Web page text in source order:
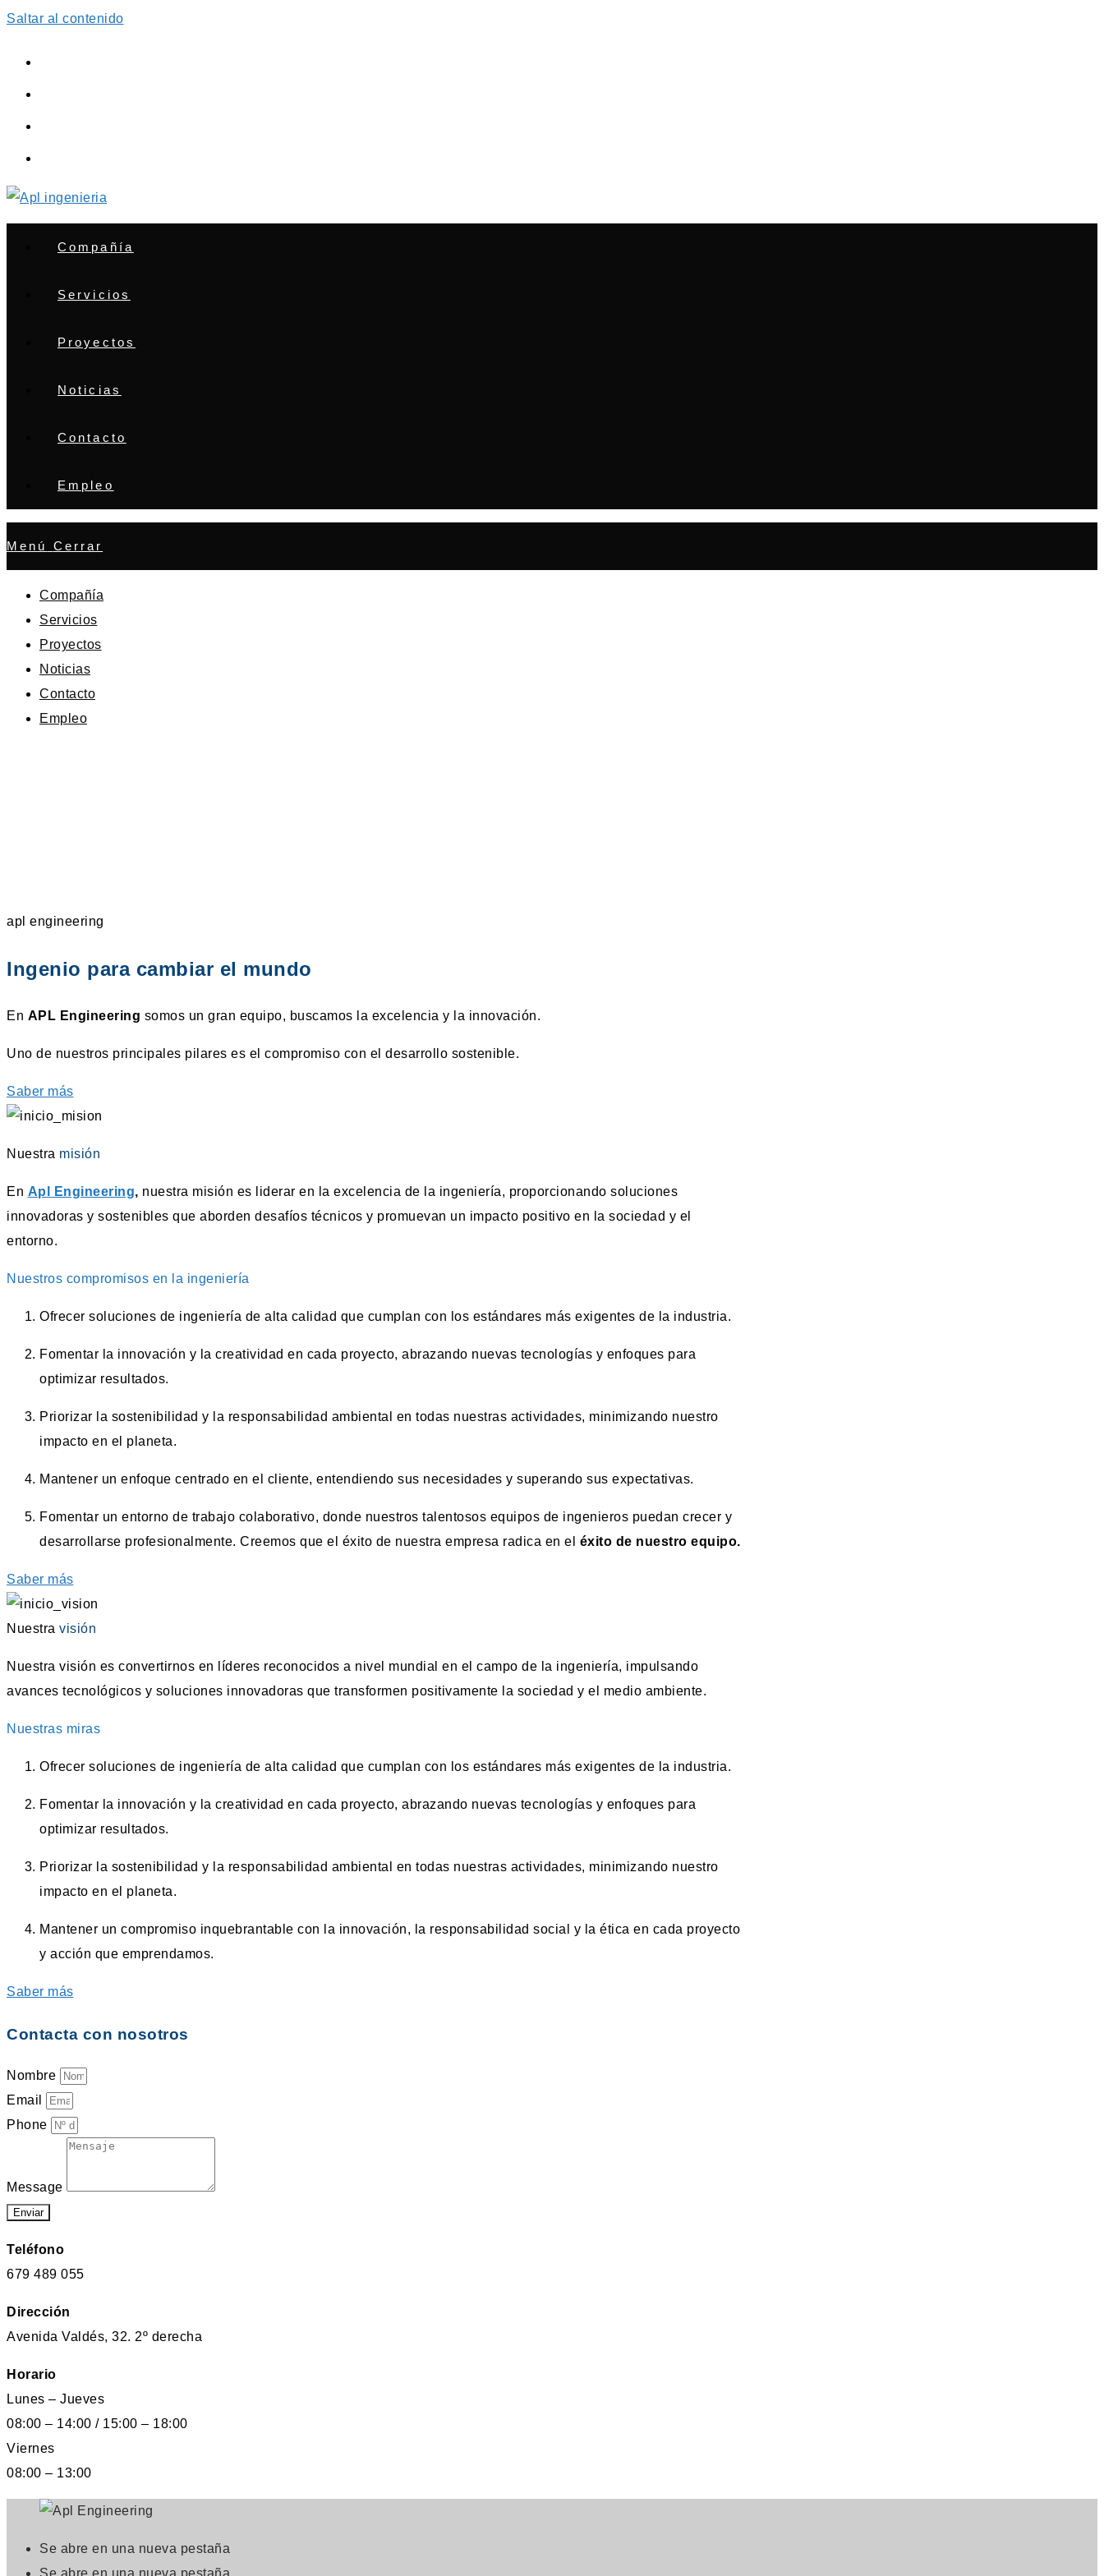
Saltar al contenido
Compañía
Servicios
Proyectos
Noticias
Contacto
Empleo
Menú Cerrar
Compañía
Servicios
Proyectos
Noticias
Contacto
Empleo
apl engineering
Ingenio para cambiar el mundo
En APL Engineering somos un gran equipo, buscamos la excelencia y la innovación.
Uno de nuestros principales pilares es el compromiso con el desarrollo sostenible.
Saber más
Nuestra misión
En Apl Engineering, nuestra misión es liderar en la excelencia de la ingeniería, proporcionando soluciones
innovadoras y sostenibles que aborden desafíos técnicos y promuevan un impacto positivo en la sociedad y el
entorno.
Nuestros compromisos en la ingeniería
Ofrecer soluciones de ingeniería de alta calidad que cumplan con los estándares más exigentes de la industria.
Fomentar la innovación y la creatividad en cada proyecto, abrazando nuevas tecnologías y enfoques para
optimizar resultados.
Priorizar la sostenibilidad y la responsabilidad ambiental en todas nuestras actividades, minimizando nuestro
impacto en el planeta.
Mantener un enfoque centrado en el cliente, entendiendo sus necesidades y superando sus expectativas.
Fomentar un entorno de trabajo colaborativo, donde nuestros talentosos equipos de ingenieros puedan crecer y
desarrollarse profesionalmente. Creemos que el éxito de nuestra empresa radica en el éxito de nuestro equipo.
Saber más
Nuestra visión
Nuestra visión es convertirnos en líderes reconocidos a nivel mundial en el campo de la ingeniería, impulsando
avances tecnológicos y soluciones innovadoras que transformen positivamente la sociedad y el medio ambiente.
Nuestras miras
Ofrecer soluciones de ingeniería de alta calidad que cumplan con los estándares más exigentes de la industria.
Fomentar la innovación y la creatividad en cada proyecto, abrazando nuevas tecnologías y enfoques para
optimizar resultados.
Priorizar la sostenibilidad y la responsabilidad ambiental en todas nuestras actividades, minimizando nuestro
impacto en el planeta.
Mantener un compromiso inquebrantable con la innovación, la responsabilidad social y la ética en cada proyecto
y acción que emprendamos.
Saber más
Contacta con nosotros
Nombre
Email
Phone
Message
Enviar
Teléfono
679 489 055
Dirección
Avenida Valdés, 32. 2º derecha
Horario
Lunes – Jueves
08:00 – 14:00 / 15:00 – 18:00
Viernes
08:00 – 13:00
Se abre en una nueva pestaña